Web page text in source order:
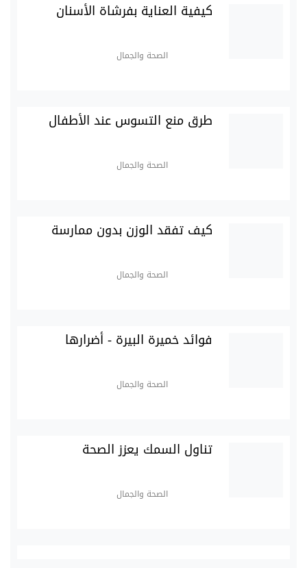
كيفية العناية بفرشاة الأسنان
الصحة والجمال
طرق منع التسوس عند الأطفال
الصحة والجمال
كيف تفقد الوزن بدون ممارسة
الصحة والجمال
فوائد خميرة البيرة - أضرارها
الصحة والجمال
تناول السمك يعزز الصحة
الصحة والجمال